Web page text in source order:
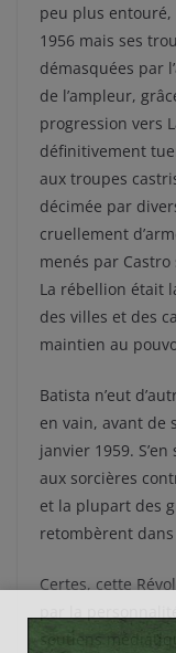
peu plus
1956 mais ses
démasquées par
de l’ampleur,
progression vers
définitivement
aux troupes
décimée par
cruellement
menés par
La rébellion était
des villes et des
maintien au
Batista n’eut
en vain, avant de
janvier 1959.
aux sorcières
et la plupart des
retombèrent dans
Certes, cette
soutiens